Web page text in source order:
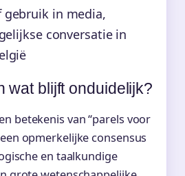
in media,
conversatie in
wat blijft onduidelijk?
betekenis van “parels voor
opmerkelijke consensus
en taalkundige